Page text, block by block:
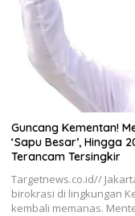
Guncang Kementan!
‘Sapu Besar’, Hingga
Terancam Tersingkir
Targetnews.co.id//
birokrasi di lingkungan
kembali memanas.